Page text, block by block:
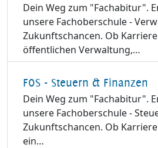
Dein Weg zum "Fachabitur".
unsere Fachoberschule -
Zukunftschancen. Ob
öffentlichen Verwaltung,…
FOS - Steuern & Finanzen
Dein Weg zum "Fachabitur".
unsere Fachoberschule -
Zukunftschancen. Ob
ein…